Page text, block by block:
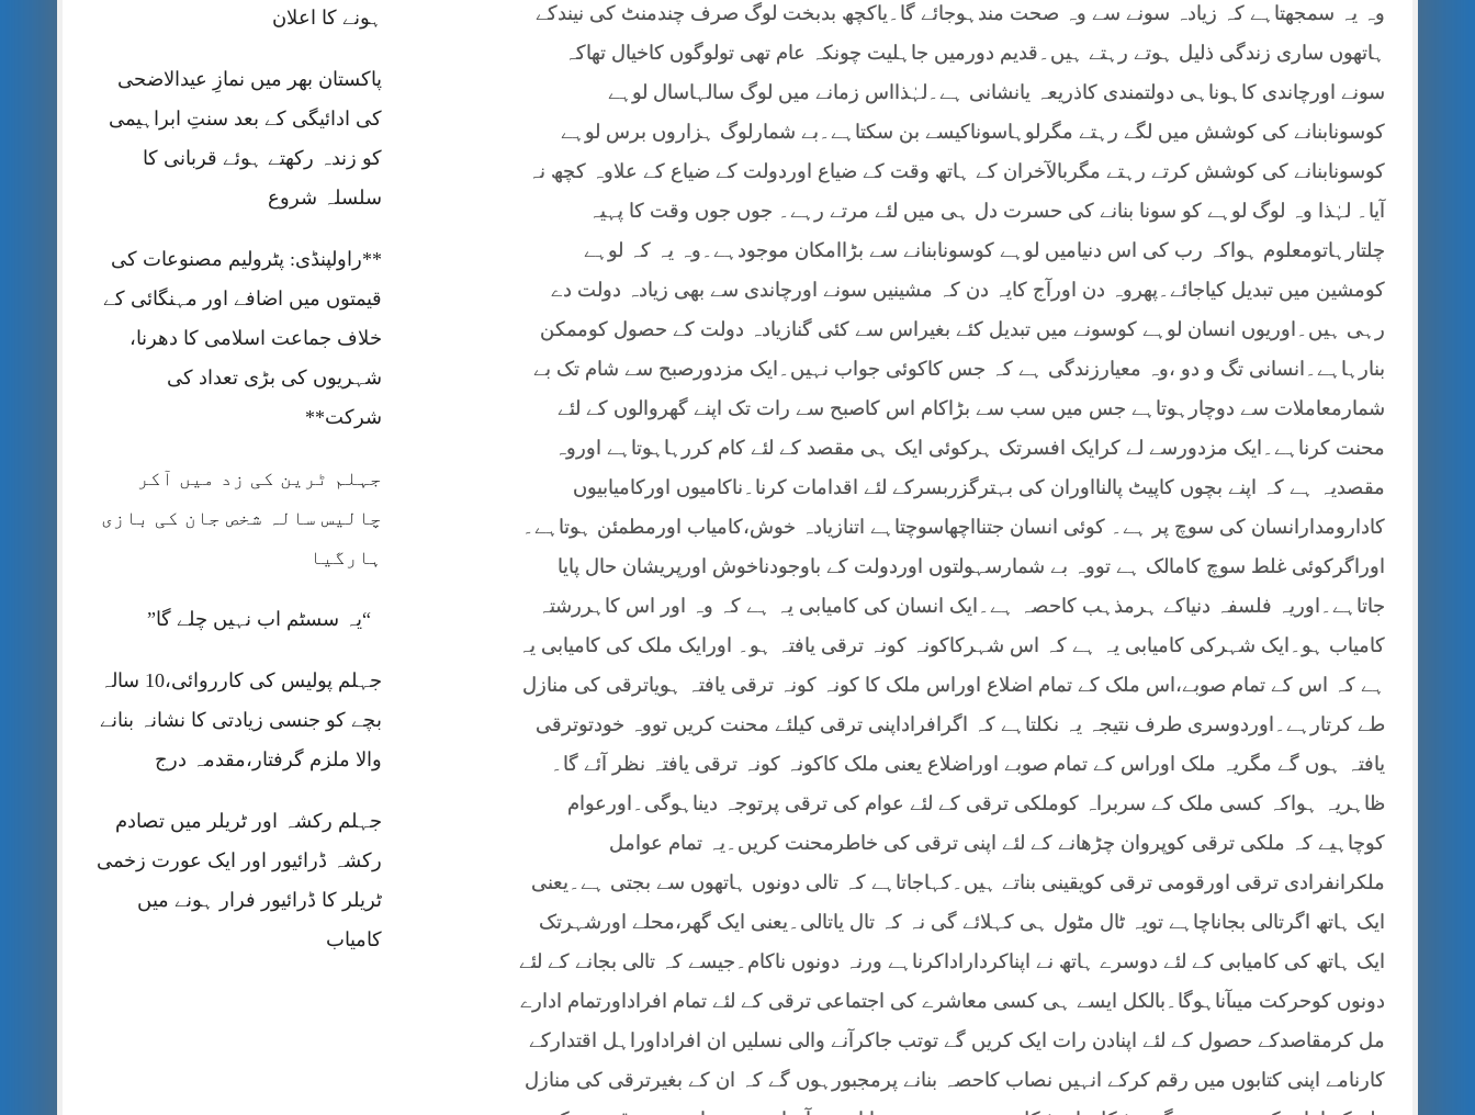
ہونے کا اعلان
پاکستان بھر میں نمازِ عیدالاضحی
کی ادائیگی کے بعد سنتِ ابراہیمی
کو زندہ رکھتے ہوئے قربانی کا
سلسلہ شروع
**راولپنڈی: پٹرولیم مصنوعات کی
قیمتوں میں اضافے اور مہنگائی کے
خلاف جماعت اسلامی کا دھرنا،
شہریوں کی بڑی تعداد کی
شرکت**
جہلم ٹرین کی زد میں آکر
چالیس سالہ شخص جان کی بازی
ہارگیا
“یہ سسٹم اب نہیں چلے گا”
جہلم پولیس کی کارروائی،10 سالہ
بچے کو جنسی زیادتی کا نشانہ بنانے
والا ملزم گرفتار،مقدمہ درج
جہلم رکشہ اور ٹریلر میں تصادم
رکشہ ڈرائیور اور ایک عورت زخمی
ٹریلر کا ڈرائیور فرار ہونے میں
کامیاب
وہ یہ سمجھتاہے کہ زیادہ سونے سے وہ صحت مندہوجائے گا۔یاکچھ بدبخت لوگ صرف چندمنٹ کی نیندکے
ہاتھوں ساری زندگی ذلیل ہوتے رہتے ہیں۔قدیم دورمیں جاہلیت چونکہ عام تھی تولوگوں کاخیال تھاکہ
سونے اورچاندی کاہوناہی دولتمندی کاذریعہ یانشانی ہے۔لہٰذااس زمانے میں لوگ سالہاسال لوہے
کوسونابنانے کی کوشش میں لگے رہتے مگرلوہاسوناکیسے بن سکتاہے۔بے شمارلوگ ہزاروں برس لوہے
کوسونابنانے کی کوشش کرتے رہتے مگربالآخران کے ہاتھ وقت کے ضیاع اوردولت کے ضیاع کے علاوہ کچھ نہ
آیا۔ لہٰذا وہ لوگ لوہے کو سونا بنانے کی حسرت دل ہی میں لئے مرتے رہے۔ جوں جوں وقت کا پہیہ
چلتارہاتومعلوم ہواکہ رب کی اس دنیامیں لوہے کوسونابنانے سے بڑاامکان موجودہے۔وہ یہ کہ لوہے
کومشین میں تبدیل کیاجائے۔پھروہ دن اورآج کایہ دن کہ مشینیں سونے اورچاندی سے بھی زیادہ دولت دے
رہی ہیں۔اوریوں انسان لوہے کوسونے میں تبدیل کئے بغیراس سے کئی گنازیادہ دولت کے حصول کوممکن
بنارہاہے۔انسانی تگ و دو ،وہ معیارزندگی ہے کہ جس کاکوئی جواب نہیں۔ایک مزدورصبح سے شام تک بے
شمارمعاملات سے دوچارہوتاہے جس میں سب سے بڑاکام اس کاصبح سے رات تک اپنے گھروالوں کے لئے
محنت کرناہے۔ایک مزدورسے لے کرایک افسرتک ہرکوئی ایک ہی مقصد کے لئے کام کررہاہوتاہے اوروہ
مقصدیہ ہے کہ اپنے بچوں کاپیٹ پالنااوران کی بہترگزربسرکے لئے اقدامات کرنا۔ناکامیوں اورکامیابیوں
کادارومدارانسان کی سوچ پر ہے۔ کوئی انسان جتنااچھاسوچتاہے اتنازیادہ خوش،کامیاب اورمطمئن ہوتاہے۔
اوراگرکوئی غلط سوچ کامالک ہے تووہ بے شمارسہولتوں اوردولت کے باوجودناخوش اورپریشان حال پایا
جاتاہے۔اوریہ فلسفہ دنیاکے ہرمذہب کاحصہ ہے۔ایک انسان کی کامیابی یہ ہے کہ وہ اور اس کاہررشتہ
کامیاب ہو۔ایک شہرکی کامیابی یہ ہے کہ اس شہرکاکونہ کونہ ترقی یافتہ ہو۔ اورایک ملک کی کامیابی یہ
ہے کہ اس کے تمام صوبے،اس ملک کے تمام اضلاع اوراس ملک کا کونہ کونہ ترقی یافتہ ہویاترقی کی منازل
طے کرتارہے۔اوردوسری طرف نتیجہ یہ نکلتاہے کہ اگرافراداپنی ترقی کیلئے محنت کریں تووہ خودتوترقی
یافتہ ہوں گے مگریہ ملک اوراس کے تمام صوبے اوراضلاع یعنی ملک کاکونہ کونہ ترقی یافتہ نظر آئے گا۔
ظاہریہ ہواکہ کسی ملک کے سربراہ کوملکی ترقی کے لئے عوام کی ترقی پرتوجہ دیناہوگی۔اورعوام
کوچاہیے کہ ملکی ترقی کوپروان چڑھانے کے لئے اپنی ترقی کی خاطرمحنت کریں۔یہ تمام عوامل
ملکرانفرادی ترقی اورقومی ترقی کویقینی بناتے ہیں۔کہاجاتاہے کہ تالی دونوں ہاتھوں سے بجتی ہے۔یعنی
ایک ہاتھ اگرتالی بجاناچاہے تویہ ٹال مٹول ہی کہلائے گی نہ کہ تال یاتالی۔یعنی ایک گھر،محلے اورشہرتک
ایک ہاتھ کی کامیابی کے لئے دوسرے ہاتھ نے اپناکرداراداکرناہے ورنہ دونوں ناکام۔جیسے کہ تالی بجانے کے لئے
دونوں کوحرکت میںآناہوگا۔بالکل ایسے ہی کسی معاشرے کی اجتماعی ترقی کے لئے تمام افراداورتمام ادارے
مل کرمقاصدکے حصول کے لئے اپنادن رات ایک کریں گے توتب جاکرآنے والی نسلیں ان افراداوراہل اقتدارکے
کارنامے اپنی کتابوں میں رقم کرکے انہیں نصاب کاحصہ بنانے پرمجبورہوں گے کہ ان کے بغیرترقی کی منازل